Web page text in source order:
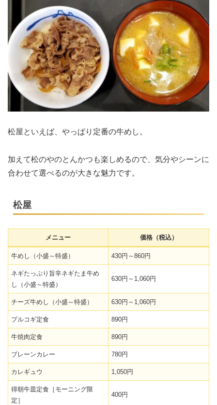
松屋といえば、やっぱり定番の牛めし。
加えて松のやのとんかつも楽しめるので、気分やシーンに
合わせて選べるのが大きな魅力です。
松屋
メニュー 価格（税込）
牛めし（小盛～特盛） 430円～860円
ネギたっぷり旨辛ネギたま牛め
し（小盛～特盛）
630円～1,060円
チーズ牛めし（小盛～特盛） 630円～1,060円
プルコギ定食 890円
牛焼肉定食 890円
プレーンカレー 780円
カレギュウ 1,050円
得朝牛皿定食［モーニング限
定］
400円